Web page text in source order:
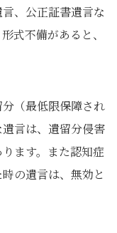
、公正証書遺言な
式不備があると、
（最低限保障され
言は、遺留分侵害
ます。また認知症
の遺言は、無効と